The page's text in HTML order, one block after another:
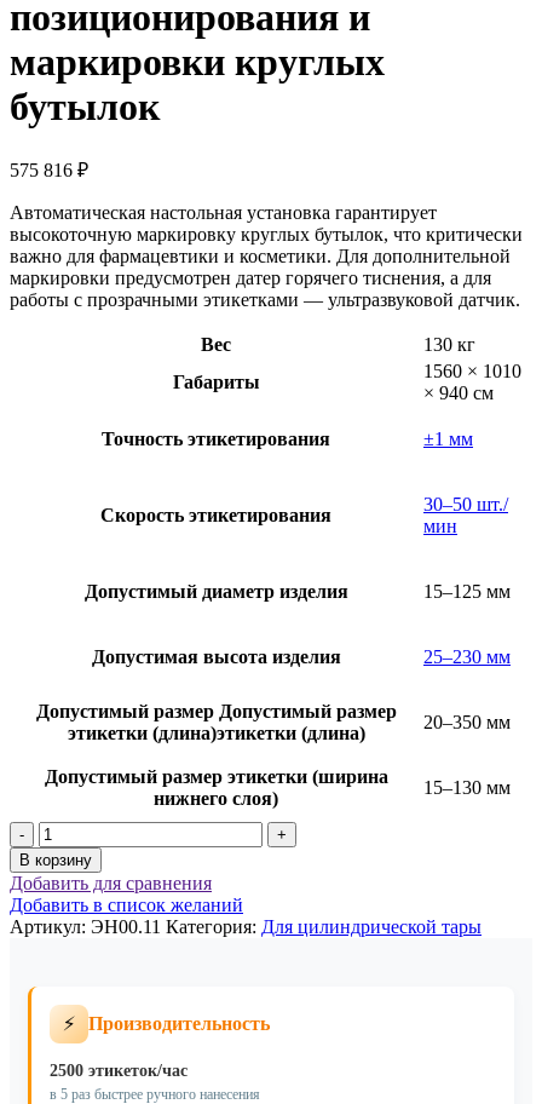
позиционирования и
маркировки круглых
бутылок
575 816 ₽
Автоматическая настольная установка гарантирует
высокоточную маркировку круглых бутылок, что критически
важно для фармацевтики и косметики. Для дополнительной
маркировки предусмотрен датер горячего тиснения, а для
работы с прозрачными этикетками — ультразвуковой датчик.
Вес
130 кг
Габариты
1560 × 1010
× 940 см
Точность этикетирования ±1 мм
Скорость этикетирования
30–50 шт./
мин
Допустимый диаметр изделия 15–125 мм
Допустимая высота изделия 25–230 мм
Допустимый размер Допустимый размер
этикетки (длина)этикетки (длина)
20–350 мм
Допустимый размер этикетки (ширина
нижнего слоя)
15–130 мм
Количество
товара
Настольная
установка
ЭН00.11
для
маркировки
круглых
бутылок
В корзину
Добавить для сравнения
Добавить в список желаний
Артикул: ЭН00.11 Категория: Для цилиндрической тары
⚡ Производительность
2500 этикеток/час
в 5 раз быстрее ручного нанесения